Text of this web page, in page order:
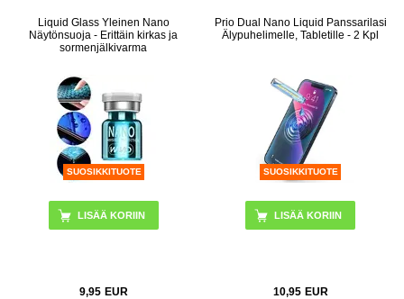
Liquid Glass Yleinen Nano
Näytönsuoja - Erittäin kirkas ja
sormenjälkivarma
SUOSIKKITUOTE
9,95 EUR
Prio Dual Nano Liquid Panssarilasi
Älypuhelimelle, Tabletille - 2 Kpl
SUOSIKKITUOTE
10,95 EUR